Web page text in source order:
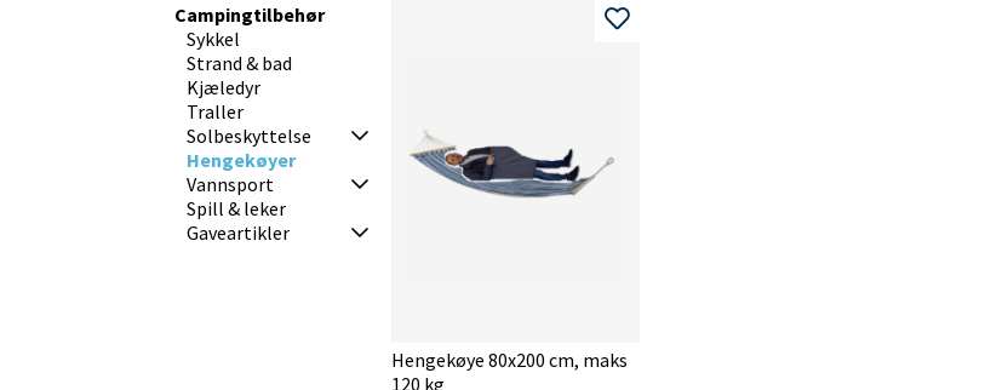
Campingtilbehør
Sykkel
Strand & bad
Kjæledyr
Traller
Solbeskyttelse
Hengekøyer
Vannsport
Spill & leker
Gaveartikler
Hengekøye 80x200 cm, maks
120 kg